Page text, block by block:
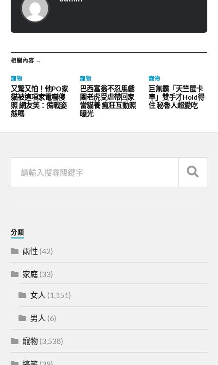
相關內容 →
寵物
又驚又怕！他PO家
貓被這項家電嚇傻
照 網友笑：備戰姿
態嗎
寵物
巴西富翁不忍馬戲
團老虎受虐帶回家
當貓養 瘋狂互動照
曝光
寵物
巨無霸「天竺鼠卡
車」雙手才Hold得
住 秘魯人超愛吃
分類
兩性 (42)
家庭 (33)
女人 (1,151)
男人 (6)
寵物 (3,538)